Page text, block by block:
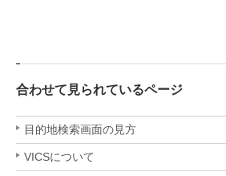
合わせて見られているページ
目的地検索画面の見方
VICSについて